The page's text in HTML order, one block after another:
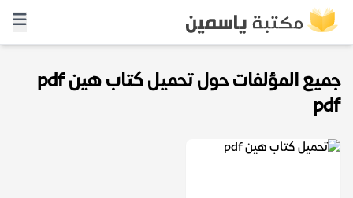
جميع المؤلفات حول تحميل كتاب هين pdf
pdf